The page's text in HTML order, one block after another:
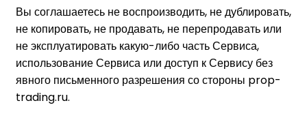
Вы соглашаетесь не воспроизводить, не дублировать,
не копировать, не продавать, не перепродавать или
не эксплуатировать какую-либо часть Сервиса,
использование Сервиса или доступ к Сервису без
явного письменного разрешения со стороны prop-
trading.ru.